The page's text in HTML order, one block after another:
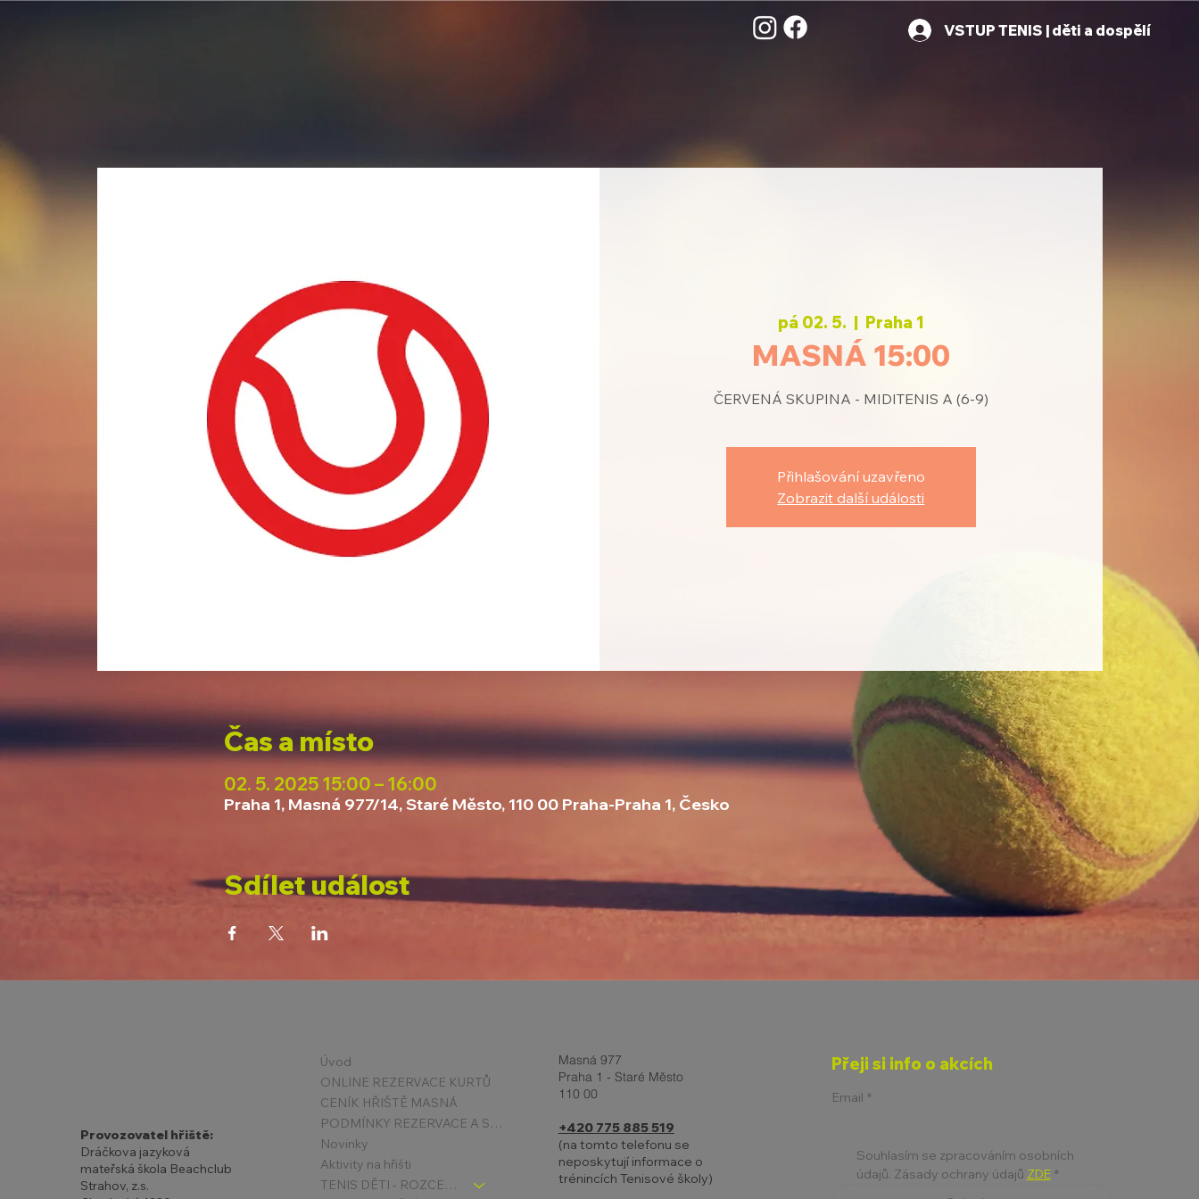
VSTUP TENIS | děti a dospělí
pá 02. 5.
  |
Praha 1
MASNÁ 15:00
ČERVENÁ SKUPINA - MIDITENIS A (6-9)
Přihlašování uzavřeno
Zobrazit další události
Čas a místo
02. 5. 2025 15:00 – 16:00
Praha 1, Masná 977/14, Staré Město, 110 00 Praha-Praha 1, Česko
Sdílet událost
Provozovatel hřiště:
Dráčkova jazyková
mateřská škola Beachclub
Strahov, z.s.
Úvod
ONLINE REZERVACE KURTŮ
CENÍK HŘIŠTĚ MASNÁ
PODMÍNKY REZERVACE A STORNA
Novinky
Aktivity na hřišti
TENIS DĚTI - ROZCESTNÍK
Masná 977
Praha 1 - Staré Město
110 00
+420 775 885 519
(na tomto telefonu se
neposkytují informace o
trénincích Tenisové školy)
Přeji si info o akcích
Email *
Souhlasím se zpracováním osobních
údajů. Zásady ochrany údajů ZDE *